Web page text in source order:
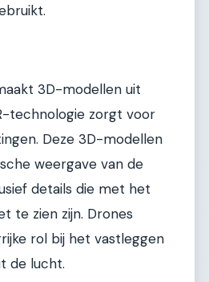
3D-modellen uit
technologie zorgt voor
Deze 3D-modellen
weergave van de
details die met het
te zien zijn. Drones
rol bij het vastleggen
de lucht.